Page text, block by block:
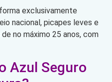
exclusivamente
nacional, picapes leves e
no máximo 25 anos, com
Azul Seguro